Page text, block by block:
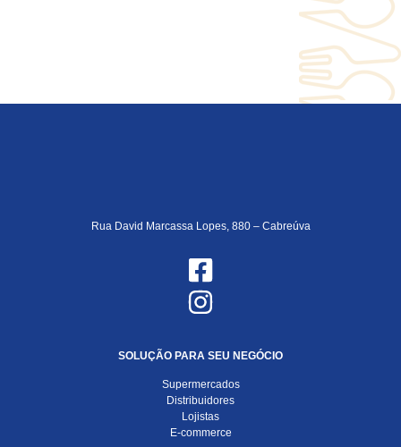
Rua David Marcassa Lopes, 880 – Cabreúva
SOLUÇÃO PARA SEU NEGÓCIO
Supermercados
Distribuidores
Lojistas
E-commerce